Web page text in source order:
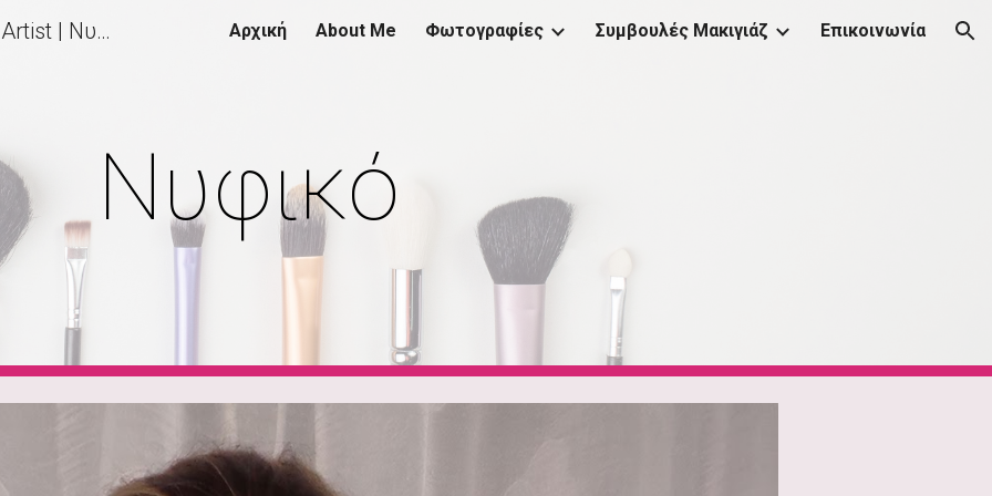
to main content Skip to navigation
Ντίνα Ανδρεούλα, Make Up Artist | Νυφικό, Βραδινό & Φυσικό Μακιγιάζ | Ειδικές Προσφορές για Μακιγιάζ Νύφης, Βραδινό Μακιγιάζ & Tips για το Μακιγιάζ σας Αρχική About Me Φωτογραφίες Συμβουλές Μακιγιάζ Επικοινωνία
Νυφικό